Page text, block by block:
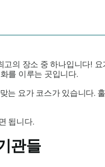
의 장소 중 하나입니다!
를 이루는 곳입니다.
는 요가 코스가 있습니다.
됩니다.
관들